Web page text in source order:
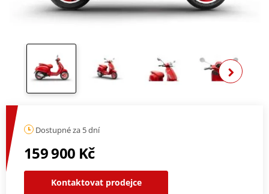
Dostupné za 5 dní
159 900 Kč
Kontaktovat prodejce